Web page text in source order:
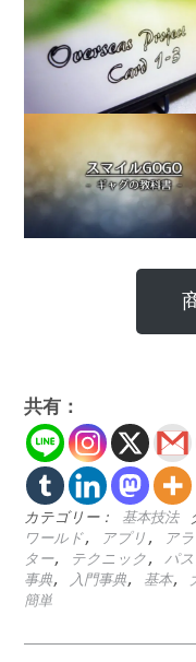
共有：
カテゴリー： 基本技法
ワールド, アプリ , ア
ター, テクニック , パス
事典, 入門事典, 基本,
簡単